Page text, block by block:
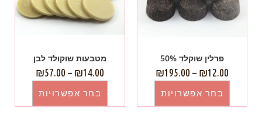
פרלין שוקלד 50%
₪12.00
–
₪195.00
בחר אפשרויות
מטבעות שוקולד לבן
₪14.00
–
₪57.00
בחר אפשרויות